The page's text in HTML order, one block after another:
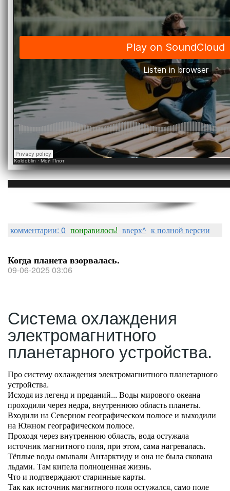
Koldoblin · Мой Плот
комментарии: 0 понравилось! вверх^ к полной версии
Когда планета взорвалась.
09-06-2025 03:06
Система охлаждения
электромагнитного
планетарного устройства.
Про систему охлаждения электромагнитного планетарного
устройства.
Исходя из легенд и преданий... Воды мирового океана
проходили через недра, внутреннюю область планеты.
Входили на Северном географическом полюсе и выходили
на Южном географическом полюсе.
Проходя через внутреннюю область, вода остужала
источник магнитного поля, при этом, сама нагревалась.
Тёплые воды омывали Антарктиду и она не была скована
льдами. Там кипела полноценная жизнь.
Что и подтверждают старинные карты.
Так как источник магнитного поля остужался, само поле